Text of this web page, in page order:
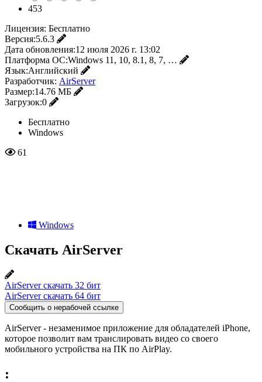
453
Лицензия: Бесплатно
Версия:5.6.3
Дата обновления:12 июля 2026 г. 13:02
Платформа ОС:Windows 11, 10, 8.1, 8, 7, …
Язык:Английский
Разработчик: AirServer
Размер:14.76 МБ
Загрузок:0
Бесплатно
Windows
61
Windows
Скачать AirServer
AirServer скачать 32 бит
AirServer скачать 64 бит
Сообщить о нерабочей ссылке
AirServer - незаменимое приложение для обладателей iPhone,
которое позволит вам транслировать видео со своего
мобильного устройства на ПК по AirPlay.
: